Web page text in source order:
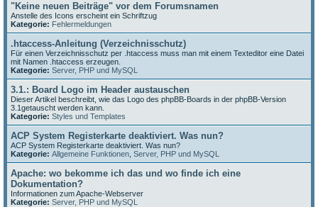
"Keine neuen Beiträge" vor dem Forumsnamen
Anstelle des Icons erscheint ein Schriftzug
Kategorie: Fehlermeldungen
.htaccess-Anleitung (Verzeichnisschutz)
Für einen Verzeichnisschutz per .htaccess muss man mit einem Texteditor eine Datei
mit Namen .htaccess erzeugen.
Kategorie: Server, PHP und MySQL
3.1.: Board Logo im Header austauschen
Dieser Artikel beschreibt, wie das Logo des phpBB-Boards in der phpBB-Version
3.1getauscht werden kann.
Kategorie: Styles und Templates
ACP System Registerkarte deaktiviert. Was nun?
ACP System Registerkarte deaktiviert. Was nun?
Kategorie: Allgemeine Funktionen Server, PHP und MySQL
Apache: wo bekomme ich das und wo finde ich eine
Dokumentation?
Informationen zum Apache-Webserver
Kategorie: Server, PHP und MySQL